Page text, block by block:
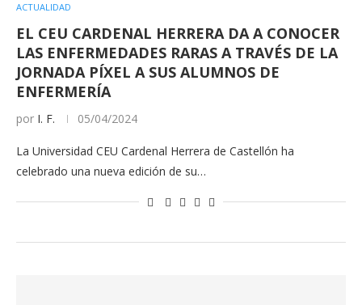
ACTUALIDAD
EL CEU CARDENAL HERRERA DA A CONOCER
LAS ENFERMEDADES RARAS A TRAVÉS DE LA
JORNADA PÍXEL A SUS ALUMNOS DE
ENFERMERÍA
por I. F. 05/04/2024
La Universidad CEU Cardenal Herrera de Castellón ha
celebrado una nueva edición de su…